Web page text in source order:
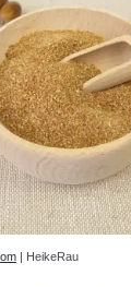
| HeikeRau